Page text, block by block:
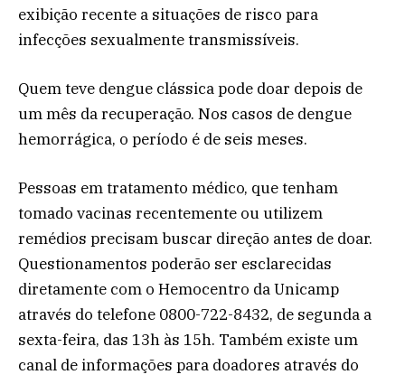
exibição recente a situações de risco para
infecções sexualmente transmissíveis.
Quem teve dengue clássica pode doar depois de
um mês da recuperação. Nos casos de dengue
hemorrágica, o período é de seis meses.
Pessoas em tratamento médico, que tenham
tomado vacinas recentemente ou utilizem
remédios precisam buscar direção antes de doar.
Questionamentos poderão ser esclarecidas
diretamente com o Hemocentro da Unicamp
através do telefone 0800-722-8432, de segunda a
sexta-feira, das 13h às 15h. Também existe um
canal de informações para doadores através do